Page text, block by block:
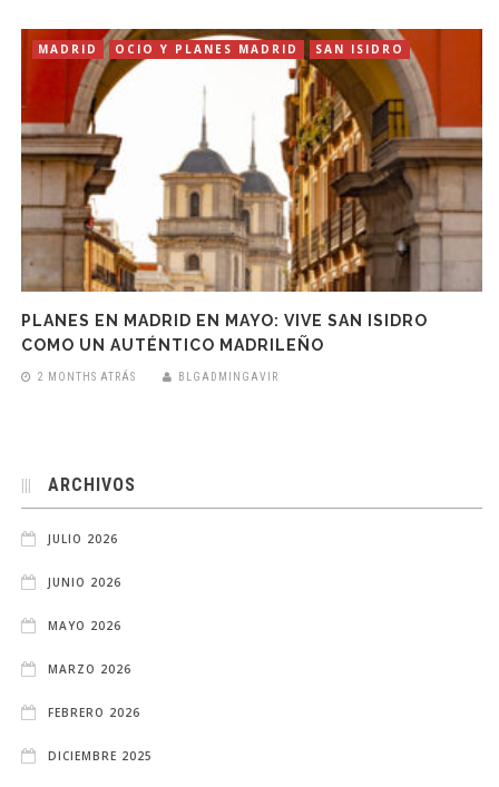
MADRID OCIO Y PLANES MADRID SAN ISIDRO
PLANES EN MADRID EN MAYO: VIVE SAN ISIDRO
COMO UN AUTÉNTICO MADRILEÑO
2 MONTHS ATRÁS BLGADMINGAVIR
ARCHIVOS
JULIO 2026
JUNIO 2026
MAYO 2026
MARZO 2026
FEBRERO 2026
DICIEMBRE 2025